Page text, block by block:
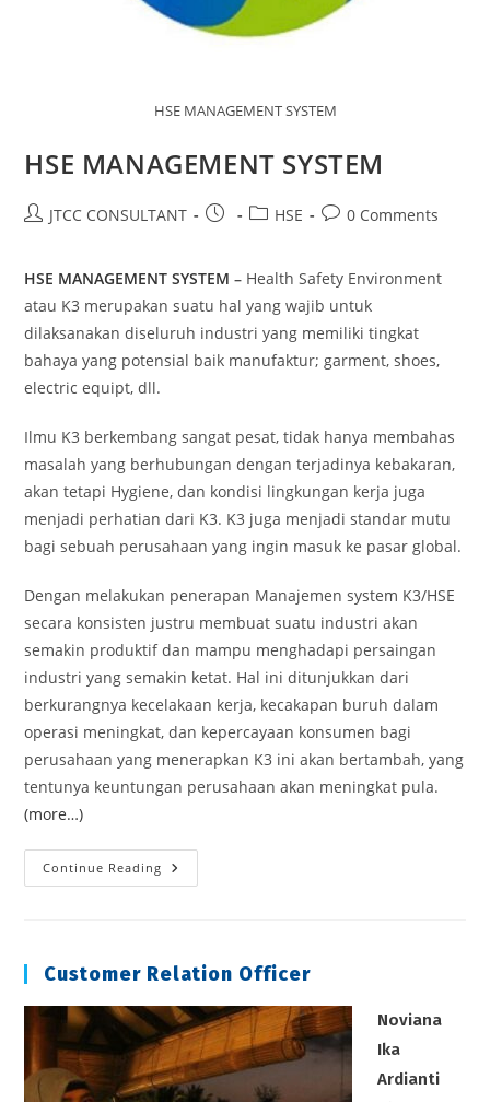
HSE MANAGEMENT SYSTEM
HSE MANAGEMENT SYSTEM
PostJTCC CONSULTANT
Post
PostHSE
Post0 Comments
HSE MANAGEMENT SYSTEM – Health Safety Environment
atau K3 merupakan suatu hal yang wajib untuk
dilaksanakan diseluruh industri yang memiliki tingkat
bahaya yang potensial baik manufaktur; garment, shoes,
electric equipt, dll.
Ilmu K3 berkembang sangat pesat, tidak hanya membahas
masalah yang berhubungan dengan terjadinya kebakaran,
akan tetapi Hygiene, dan kondisi lingkungan kerja juga
menjadi perhatian dari K3. K3 juga menjadi standar mutu
bagi sebuah perusahaan yang ingin masuk ke pasar global.
Dengan melakukan penerapan Manajemen system K3/HSE
secara konsisten justru membuat suatu industri akan
semakin produktif dan mampu menghadapi persaingan
industri yang semakin ketat. Hal ini ditunjukkan dari
berkurangnya kecelakaan kerja, kecakapan buruh dalam
operasi meningkat, dan kepercayaan konsumen bagi
perusahaan yang menerapkan K3 ini akan bertambah, yang
tentunya keuntungan perusahaan akan meningkat pula.
(more…)
Continue Reading HSE
MANAGEMENT
Customer Relation Officer
Noviana
Ika
Ardianti